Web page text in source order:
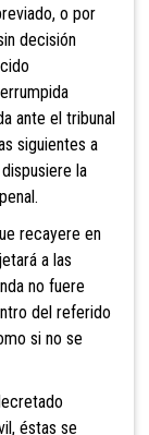
o por
decisión
ante el tribunal
siguientes a
la
recayere en
a las
no fuere
del referido
si no se
éstas se